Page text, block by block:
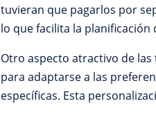
tuvieran que pagarlos por
lo que facilita la
Otro aspecto atractivo de
para adaptarse a las
específicas. Esta